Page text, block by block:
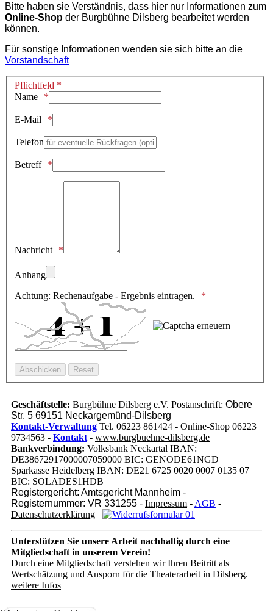
Bitte haben sie Verständnis, dass hier nur Informationen zum
Online-Shop der Burgbühne Dilsberg bearbeitet werden
können.
Für sonstige Informationen wenden sie sich bitte an die
Vorstandschaft
Pflichtfeld *
Name
E-Mail
Telefon
Betreff
Nachricht
Anhang
Achtung: Rechenaufgabe - Ergebnis eintragen.
Geschäftstelle: Burgbühne Dilsberg e.V. Postanschrift: Obere
Str. 5 69151 Neckargemünd-Dilsberg
Kontakt-Verwaltung Tel. 06223 861424 - Online-Shop 06223
9734563 - Kontakt - www.burgbuehne-dilsberg.de
Bankverbindung: Volksbank Neckartal IBAN:
DE38672917000007059000 BIC: GENODE61NGD
Sparkasse Heidelberg IBAN: DE21 6725 0020 0007 0135 07
BIC: SOLADES1HDB
Registergericht: Amtsgericht Mannheim -
Registernummer: VR 331255 - Impressum - AGB -
Datenschutzerklärung
Unterstützen Sie unsere Arbeit nachhaltig durch eine
Mitgliedschaft in unserem Verein!
Durch eine Mitgliedschaft verstehen wir Ihren Beitritt als
Wertschätzung und Ansporn für die Theaterarbeit in Dilsberg.
weitere Infos